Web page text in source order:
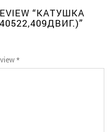
“КАТУШКА
1 4
*